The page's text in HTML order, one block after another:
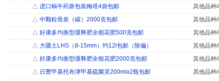
△ 进口蜗牛药新包装梅塔4袋包邮
其他品种
△ 中颗粒骨炭（碳）2000克包邮
其他品种
△ 好康多均衡型缓释肥全能花肥500克包邮
其他品种
△ 大疆土LHS（8-15mm）约12l包邮（除偏）
其他品种
△ 好康多均衡型缓释肥全能花肥2000克包邮
其他品种
△ 日曹甲基托布津甲基硫菌灵200mlx2瓶包邮
其他品种